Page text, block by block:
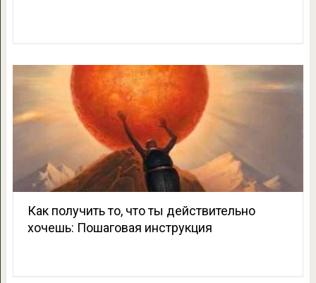
Как получить то, что ты действительно
хочешь: Пошаговая инструкция